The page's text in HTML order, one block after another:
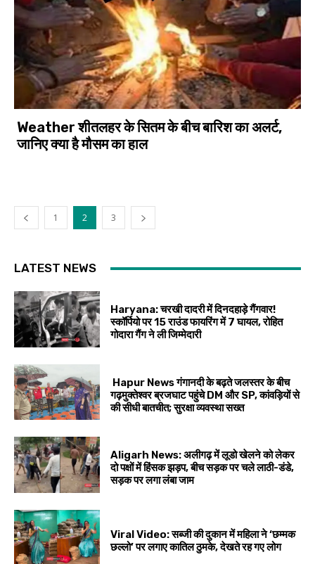
Weather शीतलहर के सितम के बीच बारिश का अलर्ट,
जानिए क्या है मौसम का हाल
1 2 3
LATEST NEWS
Haryana: चरखी दादरी में दिनदहाड़े गैंगवार!
स्कॉर्पियो पर 15 राउंड फायरिंग में 7 घायल, रोहित
गोदारा गैंग ने ली जिम्मेदारी
Hapur News गंगानदी के बढ़ते जलस्तर के बीच
गढ़मुक्तेश्वर ब्रजघाट पहुंचे DM और SP, कांवड़ियों से
की सीधी बातचीत; सुरक्षा व्यवस्था सख्त
Aligarh News: अलीगढ़ में लूडो खेलने को लेकर
दो पक्षों में हिंसक झड़प, बीच सड़क पर चले लाठी-डंडे,
सड़क पर लगा लंबा जाम
Viral Video: सब्जी की दुकान में महिला ने ‘छम्मक
छल्लो’ पर लगाए कातिल ठुमके, देखते रह गए लोग